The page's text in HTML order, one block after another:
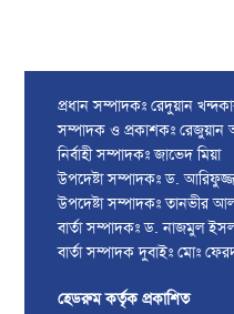
প্রধান সম্পাদকঃ রেদুয়ান
সম্পাদক ও প্রকাশকঃ রেজুয়ান
নির্বাহী সম্পাদকঃ জাভেদ মিয়া
উপদেষ্টা সম্পাদকঃ ড.
উপদেষ্টা সম্পাদকঃ তানভীর
বার্তা সম্পাদকঃ ড. নাজমুল
বার্তা সম্পাদক দুবাইঃ মোঃ
হেডরুম কর্তৃক প্রকাশিত